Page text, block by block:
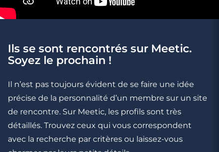
3 minutes
Ils se sont rencontrés sur Meetic.
Soyez le prochain !
Il n’est pas toujours évident de se faire une idée
précise de la personnalité d’un membre sur un site
de rencontre. Sur Meetic, les profils sont très
détaillés. Trouvez ceux qui vous correspondent
avec la recherche par critères ou laissez-vous